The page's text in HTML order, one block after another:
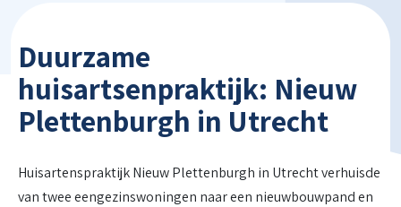
Duurzame
huisartsenpraktijk: Nieuw
Plettenburgh in Utrecht
Huisartenspraktijk Nieuw Plettenburgh in Utrecht verhuisde
van twee eengezinswoningen naar een nieuwbouwpand en